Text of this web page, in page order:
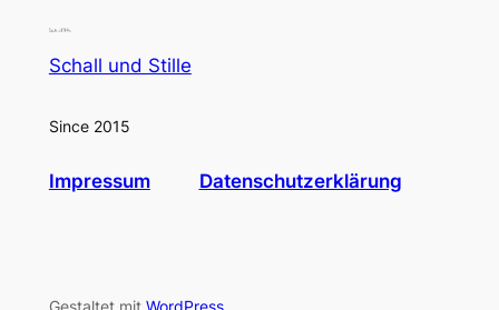
Schall und Stille
Since 2015
Impressum Datenschutzerklärung